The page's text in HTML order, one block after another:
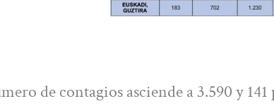
de contagios asciende a 3.590 y